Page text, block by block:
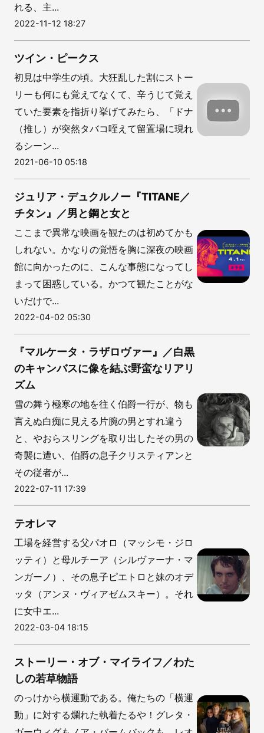
れる、主...
2022-11-12 18:27
ツイン・ピークス
初見は中学生の頃。大狂乱した割にストー
リーも何にも覚えてなくて、辛うじて覚え
ていた要素を指折り挙げてみたら、「ドナ
（推し）が突然タバコ咥えて留置場に現れ
るシーン...
2021-06-10 05:18
ジュリア・デュクルノー『TITANE／
チタン』／男と鋼と女と
ここまで異常な映画を観たのは初めてかも
しれない。かなりの覚悟を胸に深夜の映画
館に向かったのに、こんな事態になってし
まって困惑している。かつて観たことがな
いだけで...
2022-04-02 05:30
『マルケータ・ラザロヴァー』／白黒
のキャンバスに像を結ぶ野蛮なリアリ
ズム
雪の舞う極寒の地を往く伯爵一行が、物も
言えぬ白痴に見える片腕の男とすれ違う
と、やおらスリングを取り出したその男の
奇襲に遭い、伯爵の息子クリスティアンと
その従者が...
2022-07-11 17:39
テオレマ
工場を経営する父パオロ（マッシモ・ジロ
ッティ）と母ルチーア（シルヴァーナ・マ
ンガーノ）、その息子ピエトロと妹のオデ
ッタ（アンヌ・ヴィアゼムスキー）。それ
に女中エ...
2022-03-04 18:15
ストーリー・オブ・マイライフ／わた
しの若草物語
のっけから横運動である。俺たちの「横運
動」に対する爛れた執着たるや！グレタ・